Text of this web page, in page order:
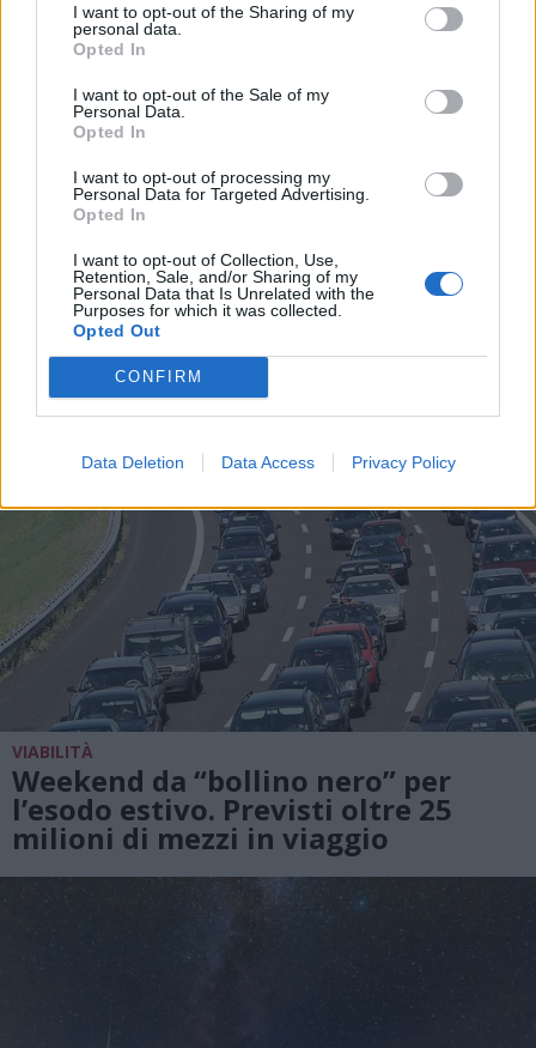
I want to opt-out of the Sharing of my
personal data.
Opted In
I want to opt-out of the Sale of my
Personal Data.
Opted In
I want to opt-out of processing my
Personal Data for Targeted Advertising.
Opted In
I want to opt-out of Collection, Use,
Retention, Sale, and/or Sharing of my
Personal Data that Is Unrelated with the
Purposes for which it was collected.
Opted Out
CONFIRM
Data Deletion Data Access Privacy Policy
ALTRE NOTIZIE DI PARABIAGO
VIABILITÀ
Weekend da “bollino nero” per
l’esodo estivo. Previsti oltre 25
milioni di mezzi in viaggio